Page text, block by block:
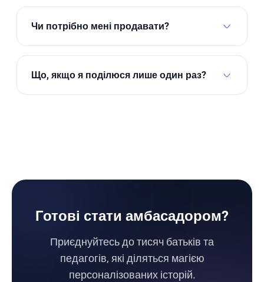
Чи потрібно мені продавати?
якщо ви хочете.
Що, якщо я поділюся лише один раз?
Готові стати амбасадором?
Приєднуйтесь до тисяч батьків та
педагогів, які діляться магією
персоналізованих історій.